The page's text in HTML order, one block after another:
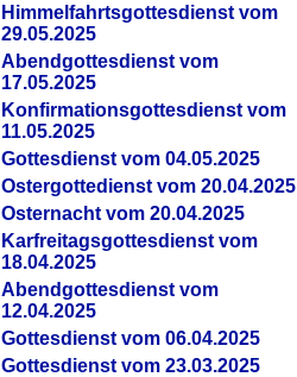
Himmelfahrtsgottesdienst vom
29.05.2025
Abendgottesdienst vom
17.05.2025
Konfirmationsgottesdienst vom
11.05.2025
Gottesdienst vom 04.05.2025
Ostergottedienst vom 20.04.2025
Osternacht vom 20.04.2025
Karfreitagsgottesdienst vom
18.04.2025
Abendgottesdienst vom
12.04.2025
Gottesdienst vom 06.04.2025
Gottesdienst vom 23.03.2025